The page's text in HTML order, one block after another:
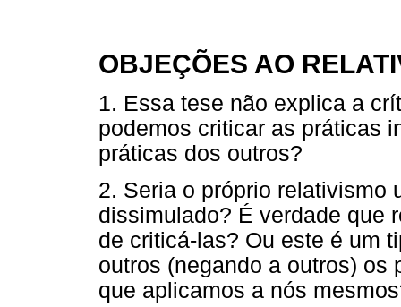
OBJEÇÕES AO
1. Essa tese não explica a
podemos criticar as práticas
práticas dos outros?
2. Seria o próprio relativismo
dissimulado? É verdade que
de criticá-las? Ou este é um
outros (negando a outros) os
que aplicamos a nós